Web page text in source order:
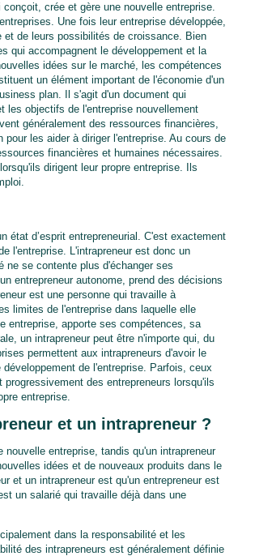
crée et gère une nouvelle entreprise.
Une fois leur entreprise développée,
et de leurs possibilités de croissance. Bien
qui accompagnent le développement et la
idées sur le marché, les compétences
un élément important de l'économie d'un
plan. Il s'agit d'un document qui
les objectifs de l'entreprise nouvellement
généralement des ressources financières,
les aider à diriger l'entreprise. Au cours de
financières et humaines nécessaires.
dirigent leur propre entreprise. Ils
état d’esprit entrepreneurial. C'est exactement
l'entreprise. L'intrapreneur est donc un
ne se contente plus d'échanger ses
entrepreneur autonome, prend des décisions
est une personne qui travaille à
limites de l'entreprise dans laquelle elle
entreprise, apporte ses compétences, sa
un intrapreneur peut être n'importe qui, du
permettent aux intrapreneurs d'avoir le
de l'entreprise. Parfois, ceux
des entrepreneurs lorsqu'ils
entreprise.
et un intrapreneur ?
entreprise, tandis qu'un intrapreneur
idées et de nouveaux produits dans le
et un intrapreneur est qu'un entrepreneur est
un salarié qui travaille déjà dans une
dans la responsabilité et les
des intrapreneurs est généralement définie